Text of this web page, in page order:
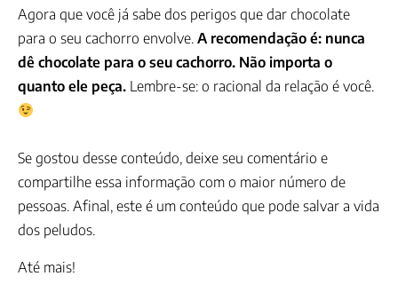
Agora que você já sabe dos perigos que dar chocolate
para o seu cachorro envolve. A recomendação é: nunca
dê chocolate para o seu cachorro. Não importa o
quanto ele peça. Lembre-se: o racional da relação é você.
Se gostou desse conteúdo, deixe seu comentário e
compartilhe essa informação com o maior número de
pessoas. Afinal, este é um conteúdo que pode salvar a vida
dos peludos.
Até mais!